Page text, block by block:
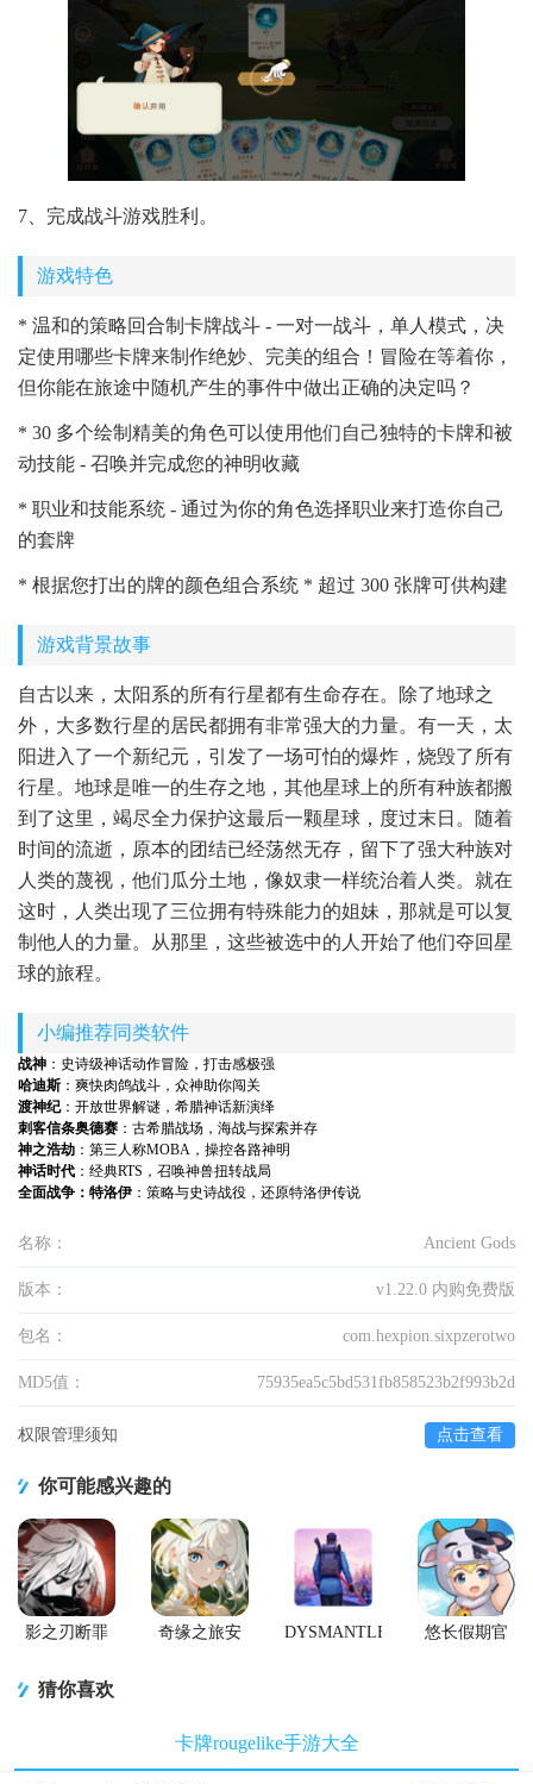
7、完成战斗游戏胜利。
游戏特色
* 温和的策略回合制卡牌战斗 - 一对一战斗，单人模式，决
定使用哪些卡牌来制作绝妙、完美的组合！冒险在等着你，
但你能在旅途中随机产生的事件中做出正确的决定吗？
* 30 多个绘制精美的角色可以使用他们自己独特的卡牌和被
动技能 - 召唤并完成您的神明收藏
* 职业和技能系统 - 通过为你的角色选择职业来打造你自己
的套牌
* 根据您打出的牌的颜色组合系统 * 超过 300 张牌可供构建
游戏背景故事
自古以来，太阳系的所有行星都有生命存在。除了地球之
外，大多数行星的居民都拥有非常强大的力量。有一天，太
阳进入了一个新纪元，引发了一场可怕的爆炸，烧毁了所有
行星。地球是唯一的生存之地，其他星球上的所有种族都搬
到了这里，竭尽全力保护这最后一颗星球，度过末日。随着
时间的流逝，原本的团结已经荡然无存，留下了强大种族对
人类的蔑视，他们瓜分土地，像奴隶一样统治着人类。就在
这时，人类出现了三位拥有特殊能力的姐妹，那就是可以复
制他人的力量。从那里，这些被选中的人开始了他们夺回星
球的旅程。
小编推荐同类软件
战神 ：史诗级神话动作冒险，打击感极强
哈迪斯 ：爽快肉鸽战斗，众神助你闯关
渡神纪：开放世界解谜，希腊神话新演绎
刺客信条奥德赛 ：古希腊战场，海战与探索并存
神之浩劫 ：第三人称MOBA，操控各路神明
神话时代 ：经典RTS，召唤神兽扭转战局
全面战争：特洛伊 ：策略与史诗战役，还原特洛伊传说
名称： Ancient Gods
版本： v1.22.0 内购免费版
包名： com.hexpion.sixpzerotwo
MD5值： 75935ea5c5bd531fb858523b2f993b2d
权限管理须知 点击查看
你可能感兴趣的
影之刃断罪
奇缘之旅安
DYSMANTLE
悠长假期官
猜你喜欢
卡牌rougelike手游大全